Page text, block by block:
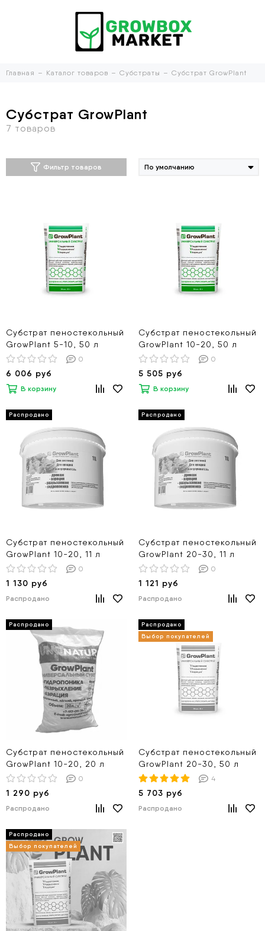
Главная Каталог товаров Субстраты Субстрат GrowPlant
Субстрат GrowPlant
Фильтр товаров
Субстрат пеностекольный
GrowPlant 5-10, 50 л
0
6 006 руб
В корзину
Субстрат пеностекольный
GrowPlant 10-20, 50 л
0
5 505 руб
В корзину
Субстрат пеностекольный
GrowPlant 10-20, 11 л
0
1 130 руб
Распродано
Субстрат пеностекольный
GrowPlant 20-30, 11 л
0
1 121 руб
Распродано
Субстрат пеностекольный
GrowPlant 10-20, 20 л
0
1 290 руб
Распродано
Субстрат пеностекольный
GrowPlant 20-30, 50 л
4
5 703 руб
Распродано